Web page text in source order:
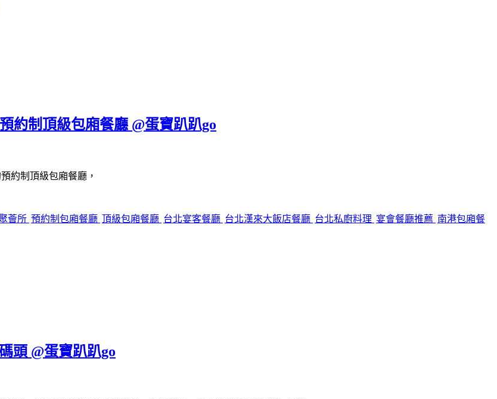
約制頂級包廂餐廳 @蛋寶趴趴go
約制頂級包廂餐廳，
薈所 預約制包廂餐廳 頂級包廂餐廳 台北宴客餐廳 台北漢來大飯店餐廳 台北私廚料理 宴會餐廳推薦 南港包廂餐
頭 @蛋寶趴趴go